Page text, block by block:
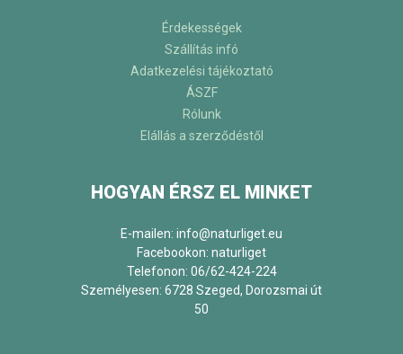
Érdekességek
Szállítás infó
Adatkezelési tájékoztató
ÁSZF
Rólunk
Elállás a szerződéstől
HOGYAN ÉRSZ EL MINKET
E-mailen: info@naturliget.eu
Facebookon: naturliget
Telefonon: 06/62-424-224
Személyesen: 6728 Szeged, Dorozsmai út
50